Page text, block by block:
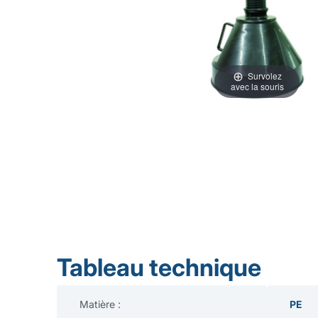
Survolez
avec la souris
Tableau technique
Matière : PE